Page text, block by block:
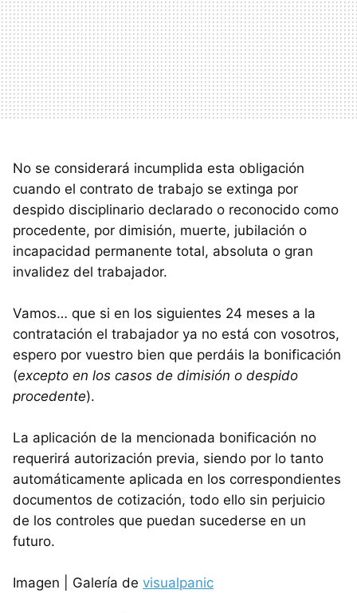
No se considerará incumplida esta obligación
cuando el contrato de trabajo se extinga por
despido disciplinario declarado o reconocido como
procedente, por dimisión, muerte, jubilación o
incapacidad permanente total, absoluta o gran
invalidez del trabajador.
Vamos… que si en los siguientes 24 meses a la
contratación el trabajador ya no está con vosotros,
espero por vuestro bien que perdáis la bonificación
(excepto en los casos de dimisión o despido
procedente).
La aplicación de la mencionada bonificación no
requerirá autorización previa, siendo por lo tanto
automáticamente aplicada en los correspondientes
documentos de cotización, todo ello sin perjuicio
de los controles que puedan sucederse en un
futuro.
Imagen | Galería de visualpanic